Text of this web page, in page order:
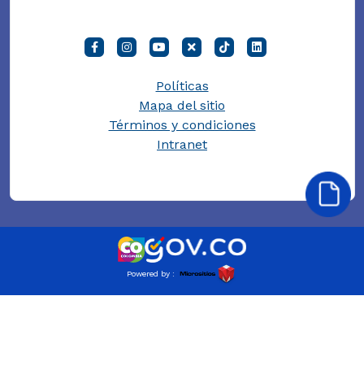
Políticas
Mapa del sitio
Términos y condiciones
Intranet
Powered by :